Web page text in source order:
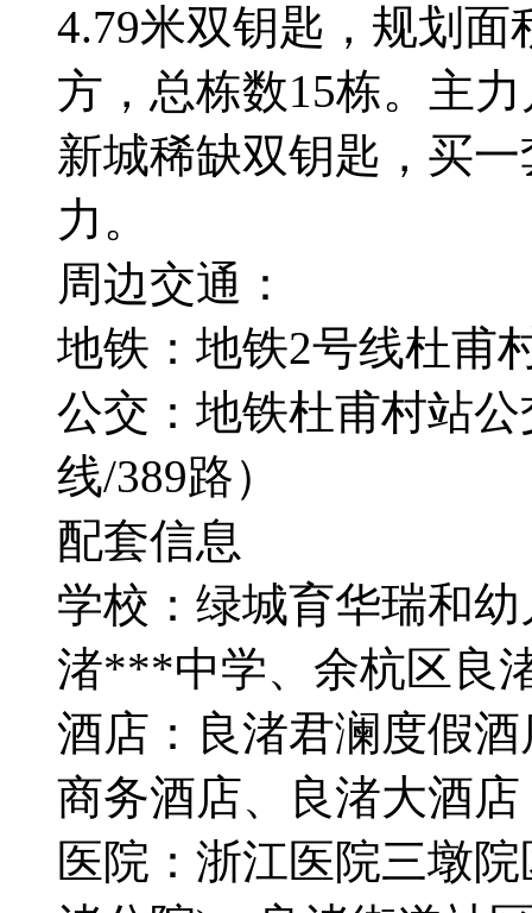
4.79米双钥匙，规划面
方，总栋数15栋。主
新城稀缺双钥匙，买
力。
周边交通：
地铁：地铁2号线杜甫
公交：地铁杜甫村站公
线/389路）
配套信息
学校：绿城育华瑞和
渚***中学、余杭区良
酒店：良渚君澜度假
商务酒店、良渚大酒店
医院：浙江医院三墩